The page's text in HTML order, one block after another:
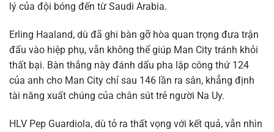
lý của đội bóng đến từ Saudi Arabia.
Erling Haaland, dù đã ghi bàn gỡ hòa quan trọng đưa trận
đấu vào hiệp phụ, vẫn không thể giúp Man City tránh khỏi
thất bại. Bàn thắng này đánh dấu pha lập công thứ 124
của anh cho Man City chỉ sau 146 lần ra sân, khẳng định
tài năng xuất chúng của chân sút trẻ người Na Uy.
HLV Pep Guardiola, dù tỏ ra thất vọng với kết quả, vẫn nhìn